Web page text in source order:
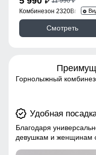
Комбинезон 2320Br
Смотреть
Горнолыжный
Удобная
Благодаря
девушкам и женщинам